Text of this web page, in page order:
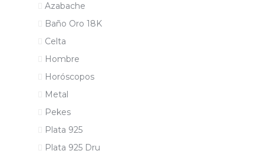
Azabache
Baño Oro 18K
Celta
Hombre
Horóscopos
Metal
Pekes
Plata 925
Plata 925 Dru